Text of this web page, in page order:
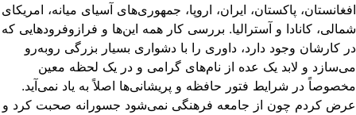
پاکستان، ایران، اروپا، جمهوری‌های آسیای میانه، امریکای
کانادا و آسترالیا. بررسی کار همه این‌ها و فرازوفرودهایی که
کارشان وجود دارد، داوری را با دشواری بسیار بزرگی روبه‌رو
و لابد یک عده از نام‌های گرامی و در یک لحظه معین
در شرایط فتور حافظه و پریشانی‌ها اصلاً به یاد نمی‌آید.
کردم چون از جامعه فرهنگی نمی‌شود جسورانه صحبت کرد و